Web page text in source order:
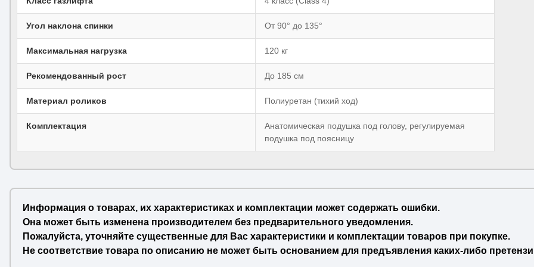
Угол наклона спинки От 90° до 135°
Максимальная нагрузка 120 кг
Рекомендованный рост До 185 см
Материал роликов Полиуретан (тихий ход)
Комплектация
Анатомическая подушка под голову, регулируемая
подушка под поясницу
Информация о товарах, их характеристиках и комплектации может содержать ошибки.
Она может быть изменена производителем без предварительного уведомления.
Пожалуйста, уточняйте существенные для Вас характеристики и комплектации товаров при покупке.
Не соответствие товара по описанию не может быть основанием для предъявления каких-либо